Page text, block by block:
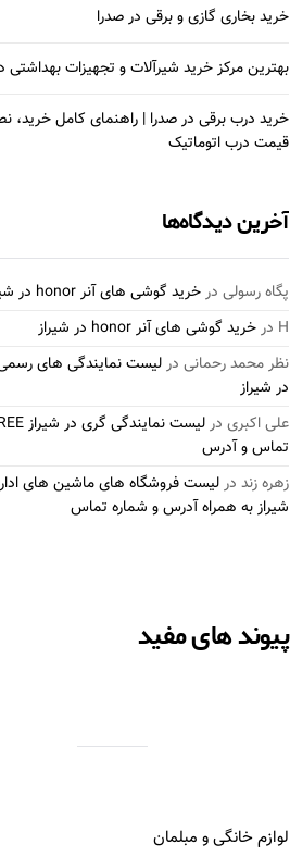
خرید بخاری گازی و برقی در صدرا
بهترین مرکز خرید شیرآلات و تجهیزات بهداشتی
خرید درب برقی در صدرا | راهنمای کامل خرید،
قیمت درب اتوماتیک
آخرین دیدگاه‌ها
پگاه رسولی درخرید گوشی های آنر honor در شیراز
H درخرید گوشی های آنر honor در شیراز
نظر محمد رحمانی درلیست نمایندگی های
در شیراز
علی اکبری در
تماس و آدرس
زهره زند درلیست فروشگاه های ماشین های
شیراز به همراه آدرس و شماره تماس
پیوند های مفید
لوازم خانگی و مبلمان